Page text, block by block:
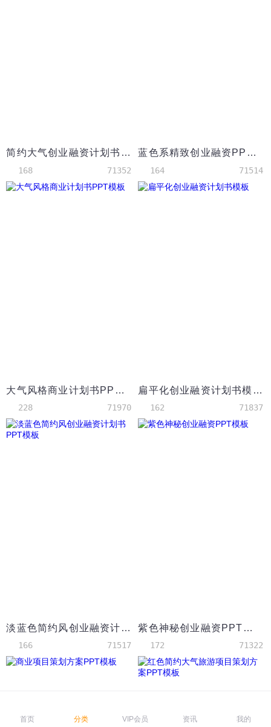
简约大气创业融资计划书ppt模板
168 71352
蓝色系精致创业融资PPT模板
164 71514
大气风格商业计划书PPT模板
228 71970
扁平化创业融资计划书模板
162 71837
淡蓝色简约风创业融资计划书PPT模板
166 71517
紫色神秘创业融资PPT模板
172 71322
首页 分类 VIP会员 资讯 我的